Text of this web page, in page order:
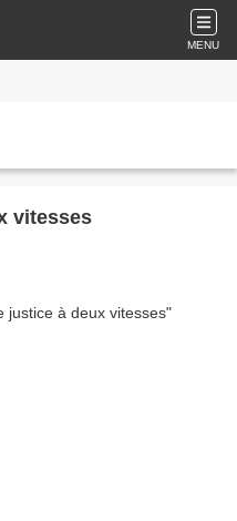
MENU
vitesses